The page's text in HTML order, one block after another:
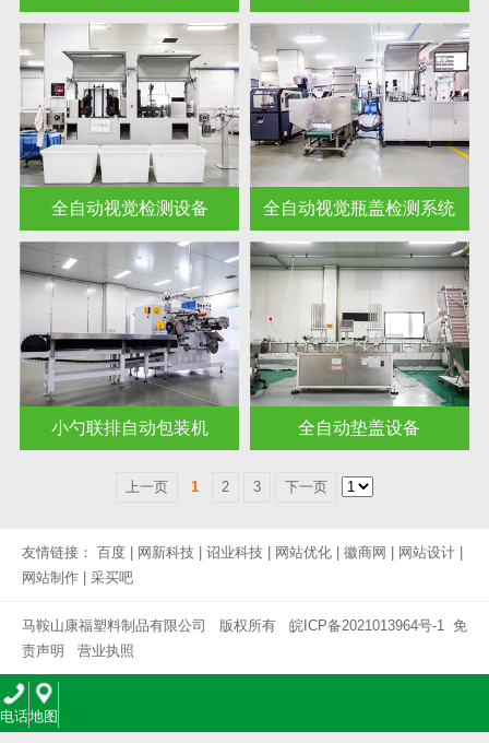
全自动视觉检测设备 全自动视觉瓶盖检测系统
小勺联排自动包装机 全自动垫盖设备
上一页 1 2 3 下一页
友情链接： 百度 网新科技 诏业科技 网站优化 徽商网 网站设计
网站制作
采买吧
马鞍山康福塑料制品有限公司 版权所有 皖ICP备2021013964号-1 免
责声明
营业执照
电话地图